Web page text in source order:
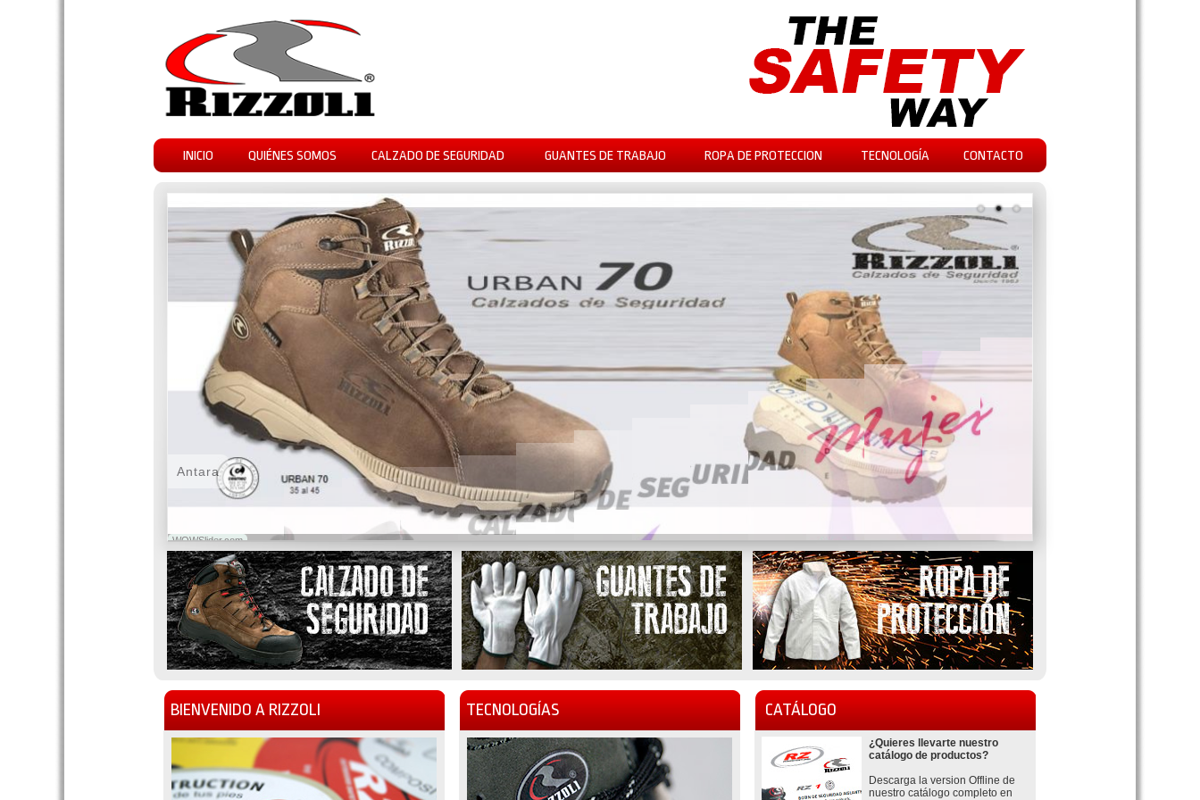
INICIO QUIÉNES SOMOS CALZADO DE SEGURIDAD GUANTES DE TRABAJO ROPA DE PROTECCION TECNOLOGÍA CONTACTO
WOWSlider.com
Antara
BIENVENIDO A RIZZOLI TECNOLOGÍAS CATÁLOGO
¿Quieres llevarte nuestro
catálogo de productos?
Descarga la version Offline de
nuestro catálogo completo en